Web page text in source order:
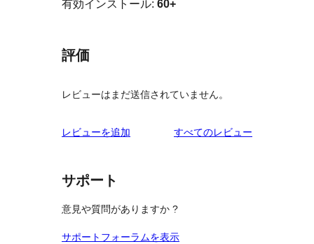
有効インストール: 60+
評価
レビューはまだ送信されていません。
レビューを追加 すべてのレビュー
サポート
意見や質問がありますか ?
サポートフォーラムを表示